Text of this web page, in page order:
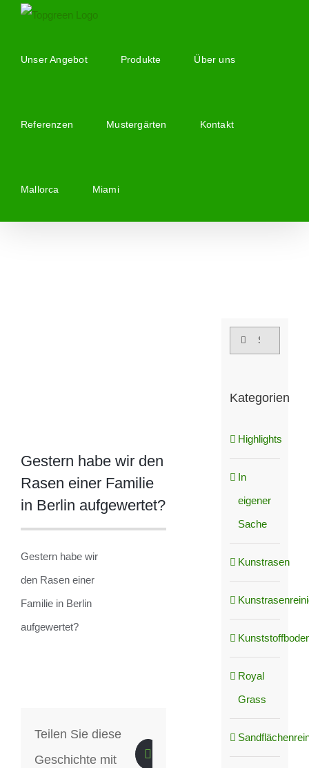
springenUnser Angebot Produkte Über uns
Referenzen Mustergärten Kontakt
Mallorca Miami
Gestern habe wir den
Rasen einer Familie
in Berlin aufgewertet?
Gestern habe wir
den Rasen einer
Familie in Berlin
aufgewertet?
Teilen Sie diese
Geschichte mit
Suche
Kategorien
Highlights
In
eigener
Sache
Kunstrasen
Royal
Grass